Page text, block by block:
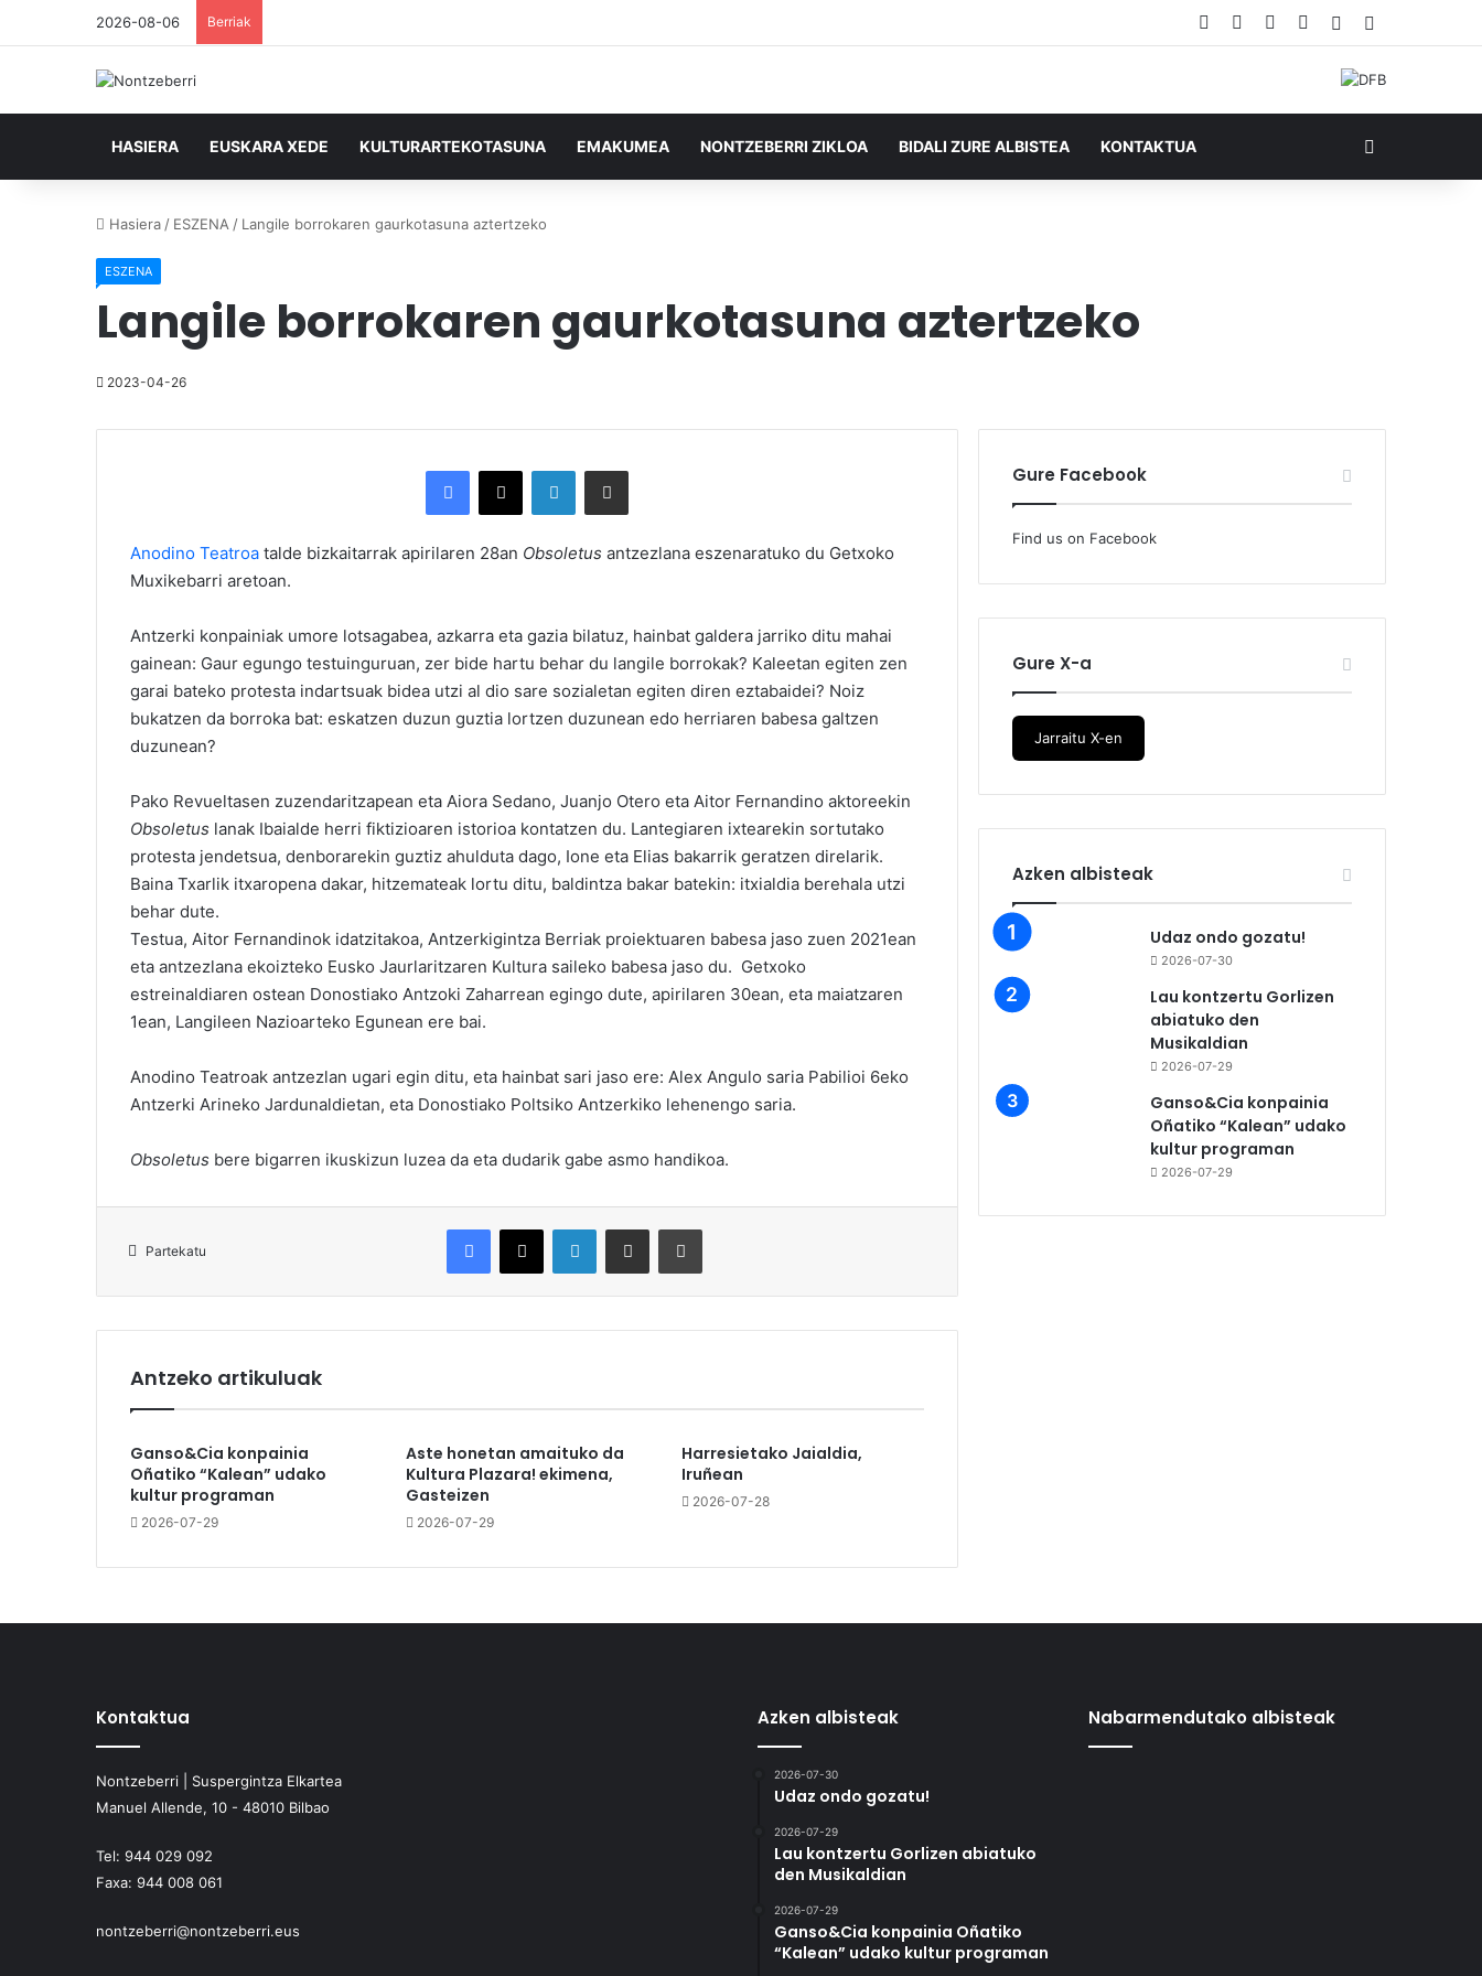
2026-08-06 Berriak Facebook YouTube
RSS Ausazko
HASIERA EUSKARA XEDE KULTURARTEKOTASUNA EMAKUMEA NONTZEBERRI ZIKLOA BIDALI ZURE ALBISTEA KONTAKTUA
Hasiera / ESZENA / Langile borrokaren gaurkotasuna aztertzeko
ESZENA
Langile borrokaren gaurkotasuna aztertzeko
2023-04-26
Anodino Teatroa talde bizkaitarrak apirilaren 28an Obsoletus antzezlana eszenaratuko du Getxoko
Muxikebarri aretoan.
Antzerki konpainiak umore lotsagabea, azkarra eta gazia bilatuz, hainbat galdera jarriko ditu mahai
gainean: Gaur egungo testuinguruan, zer bide hartu behar du langile borrokak? Kaleetan egiten zen
garai bateko protesta indartsuak bidea utzi al dio sare sozialetan egiten diren eztabaidei? Noiz
bukatzen da borroka bat: eskatzen duzun guztia lortzen duzunean edo herriaren babesa galtzen
duzunean?
Pako Revueltasen zuzendaritzapean eta Aiora Sedano, Juanjo Otero eta Aitor Fernandino aktoreekin
Obsoletus lanak Ibaialde herri fiktizioaren istorioa kontatzen du. Lantegiaren ixtearekin sortutako
protesta jendetsua, denborarekin guztiz ahulduta dago, Ione eta Elias bakarrik geratzen direlarik.
Baina Txarlik itxaropena dakar, hitzemateak lortu ditu, baldintza bakar batekin: itxialdia berehala utzi
behar dute.
Testua, Aitor Fernandinok idatzitakoa, Antzerkigintza Berriak proiektuaren babesa jaso zuen 2021ean
eta antzezlana ekoizteko Eusko Jaurlaritzaren Kultura saileko babesa jaso du. Getxoko
estreinaldiaren ostean Donostiako Antzoki Zaharrean egingo dute, apirilaren 30ean, eta maiatzaren
1ean, Langileen Nazioarteko Egunean ere bai.
Anodino Teatroak antzezlan ugari egin ditu, eta hainbat sari jaso ere: Alex Angulo saria Pabilioi 6eko
Antzerki Arineko Jardunaldietan, eta Donostiako Poltsiko Antzerkiko lehenengo saria.
Obsoletus bere bigarren ikuskizun luzea da eta dudarik gabe asmo handikoa.
Partekatu
Antzeko artikuluak
Ganso&Cia konpainia
Oñatiko “Kalean” udako
kultur programan
2026-07-29
Aste honetan amaituko da
Kultura Plazara! ekimena,
Gasteizen
2026-07-29
Harresietako Jaialdia,
Iruñean
2026-07-28
Gure Facebook
Find us on Facebook
Gure X-a
Jarraitu X-en
Azken albisteak
Udaz ondo gozatu!
2026-07-30
Lau kontzertu Gorlizen
abiatuko den
Musikaldian
2026-07-29
Ganso&Cia konpainia
Oñatiko “Kalean” udako
kultur programan
2026-07-29
Kontaktua
Nontzeberri | Suspergintza Elkartea
Manuel Allende, 10 - 48010 Bilbao
Tel: 944 029 092
Faxa: 944 008 061
nontzeberri@nontzeberri.eus
Azken albisteak
2026-07-30
Udaz ondo gozatu!
2026-07-29
Lau kontzertu Gorlizen abiatuko
den Musikaldian
2026-07-29
Ganso&Cia konpainia Oñatiko
“Kalean” udako kultur programan
Nabarmendutako albisteak